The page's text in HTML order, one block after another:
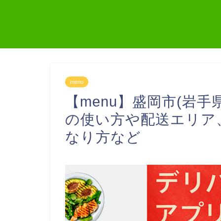
menu
【menu】盛岡市(岩
の使い方や配送エリ
なり方など